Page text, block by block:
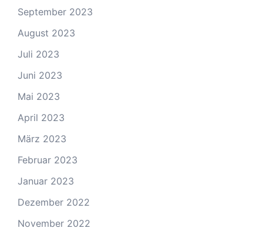
September 2023
August 2023
Juli 2023
Juni 2023
Mai 2023
April 2023
März 2023
Februar 2023
Januar 2023
Dezember 2022
November 2022